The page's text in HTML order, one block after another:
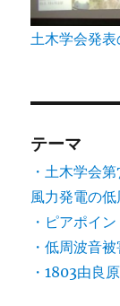
土木学会発
テーマ
・土木学会
風力発電の
・ピアポイ
・低周波音
・1803由良